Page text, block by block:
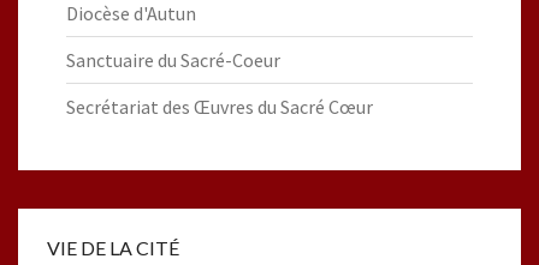
Diocèse d'Autun
Sanctuaire du Sacré-Coeur
Secrétariat des Œuvres du Sacré Cœur
VIE DE LA CITÉ